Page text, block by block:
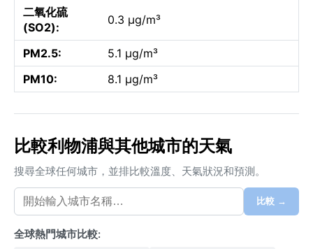
二氧化硫
(SO2):
0.3 µg/m³
PM2.5:
5.1 µg/m³
PM10:
8.1 µg/m³
比較利物浦與其他城市的天氣
搜尋全球任何城市，並排比較溫度、天氣狀況和預測。
比較 →
全球熱門城市比較: